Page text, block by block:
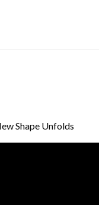
Shape Unfolds